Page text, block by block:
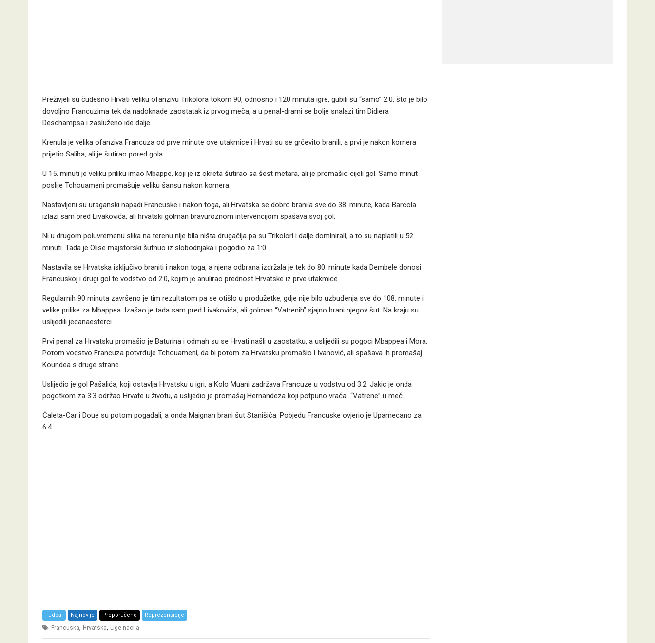
Preživjeli su čudesno Hrvati veliku ofanzivu Trikolora tokom 90, odnosno i 120 minuta igre, gubili su “samo” 2:0, što je bilo
dovoljno Francuzima tek da nadoknade zaostatak iz prvog meča, a u penal-drami se bolje snalazi tim Didiera
Deschampsa i zasluženo ide dalje.
Krenula je velika ofanziva Francuza od prve minute ove utakmice i Hrvati su se grčevito branili, a prvi je nakon kornera
prijetio Saliba, ali je šutirao pored gola.
U 15. minuti je veliku priliku imao Mbappe, koji je iz okreta šutirao sa šest metara, ali je promašio cijeli gol. Samo minut
poslije Tchouameni promašuje veliku šansu nakon kornera.
Nastavljeni su uraganski napadi Francuske i nakon toga, ali Hrvatska se dobro branila sve do 38. minute, kada Barcola
izlazi sam pred Livakovića, ali hrvatski golman bravuroznom intervencijom spašava svoj gol.
Ni u drugom poluvremenu slika na terenu nije bila ništa drugačija pa su Trikolori i dalje dominirali, a to su naplatili u 52.
minuti. Tada je Olise majstorski šutnuo iz slobodnjaka i pogodio za 1:0.
Nastavila se Hrvatska isključivo braniti i nakon toga, a njena odbrana izdržala je tek do 80. minute kada Dembele donosi
Francuskoj i drugi gol te vodstvo od 2:0, kojim je anulirao prednost Hrvatske iz prve utakmice.
Regularnih 90 minuta završeno je tim rezultatom pa se otišlo u produžetke, gdje nije bilo uzbuđenja sve do 108. minute i
velike prilike za Mbappea. Izašao je tada sam pred Livakovića, ali golman “Vatrenih” sjajno brani njegov šut. Na kraju su
uslijedili jedanaesterci.
Prvi penal za Hrvatsku promašio je Baturina i odmah su se Hrvati našli u zaostatku, a uslijedili su pogoci Mbappea i Mora.
Potom vodstvo Francuza potvrđuje Tchouameni, da bi potom za Hrvatsku promašio i Ivanović, ali spašava ih promašaj
Koundea s druge strane.
Uslijedio je gol Pašalića, koji ostavlja Hrvatsku u igri, a Kolo Muani zadržava Francuze u vodstvu od 3:2. Jakić je onda
pogotkom za 3:3 održao Hrvate u životu, a uslijedio je promašaj Hernandeza koji potpuno vraća “Vatrene” u meč.
Ćaleta-Car i Doue su potom pogađali, a onda Maignan brani šut Stanišića. Pobjedu Francuske ovjerio je Upamecano za
6:4.
Fudbal Najnovije Preporučeno Reprezentacije
Francuska, Hrvatska, Lige nacija